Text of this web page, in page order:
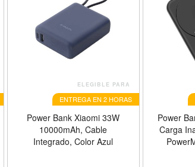
ELEGIBLE PARA
ENTREGA EN 2 HORAS
Power Bank Xiaomi 33W
10000mAh, Cable
Integrado, Color Azul
Power
Carga